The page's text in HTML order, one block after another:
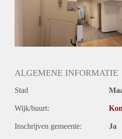
ALGEMENE INFORMATIE
Stad
Wijk/buurt:
Inschrijven gemeente: Ja